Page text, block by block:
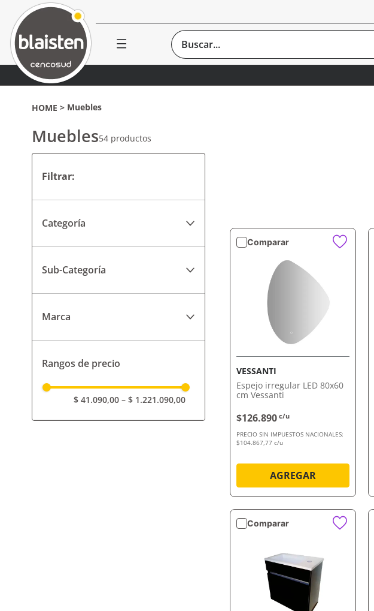
Buscar...
Muebles
Muebles54 productos
Categoría
Muebles para Baños
Sub-Categoría
Vanitorys
Espejos y Botiquines
Marca
Campi
Campi Amoblamientos
Ferrum
Rangos de precio
$ 41.090,00 – $ 1.221.090,00
Comparar
VISTA RÁPIDA
VESSANTI
Espejo irregular LED 80x60
cm Vessanti
$126.890 c/u
PRECIO SIN IMPUESTOS NACIONALES:
$104.867,77 c/u
AGREGAR
Comparar